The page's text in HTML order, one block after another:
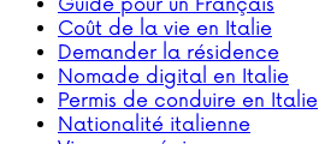
Guide pour un Français
Coût de la vie en Italie
Demander la résidence
Nomade digital en Italie
Permis de conduire en Italie
Nationalité italienne